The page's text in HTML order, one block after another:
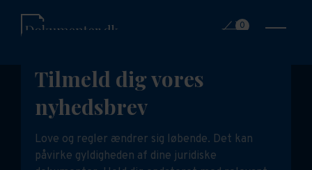
0
Tilmeld dig vores
nyhedsbrev
Love og regler ændrer sig løbende. Det kan
påvirke gyldigheden af dine juridiske